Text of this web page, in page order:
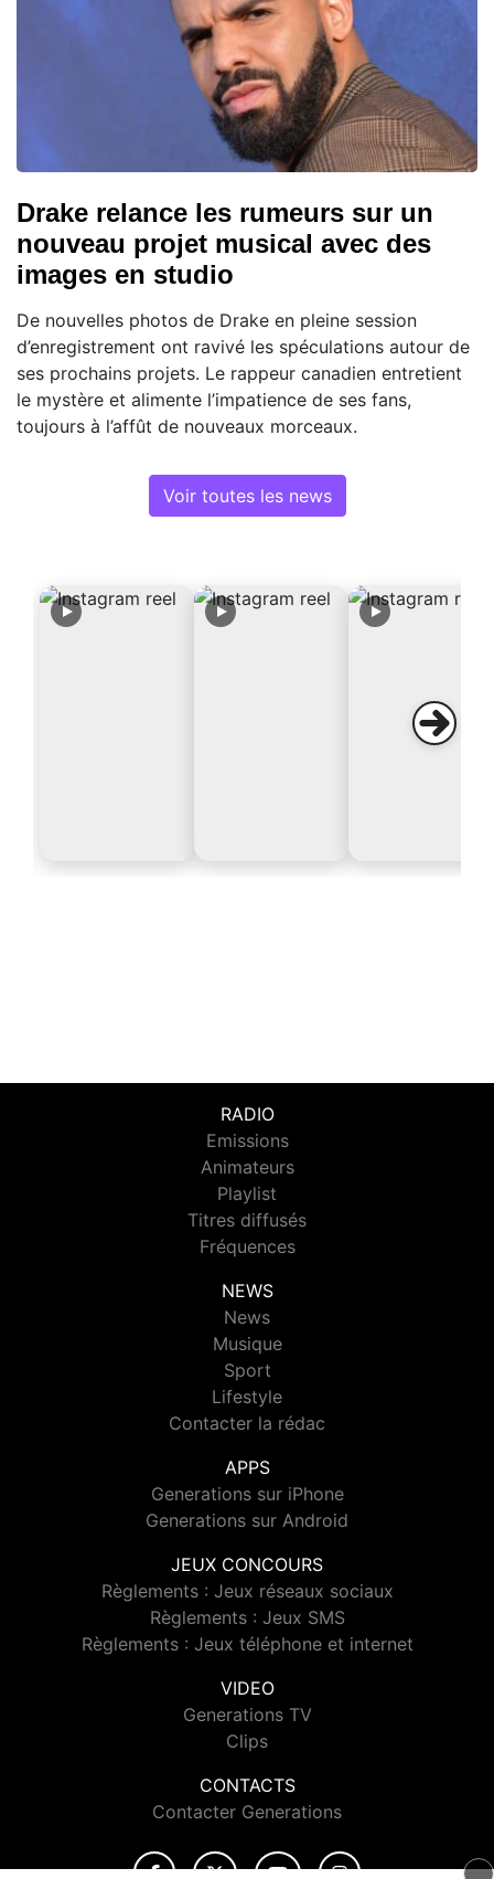
Drake relance les rumeurs sur un
nouveau projet musical avec des
images en studio
De nouvelles photos de Drake en pleine session
d’enregistrement ont ravivé les spéculations autour de
ses prochains projets. Le rappeur canadien entretient
le mystère et alimente l’impatience de ses fans,
toujours à l’affût de nouveaux morceaux.
Voir toutes les news
RADIO
Emissions
Animateurs
Playlist
Titres diffusés
Fréquences
NEWS
News
Musique
Sport
Lifestyle
Contacter la rédac
APPS
Generations sur iPhone
Generations sur Android
JEUX CONCOURS
Règlements : Jeux réseaux sociaux
Règlements : Jeux SMS
Règlements : Jeux téléphone et internet
VIDEO
Generations TV
Clips
CONTACTS
Contacter Generations